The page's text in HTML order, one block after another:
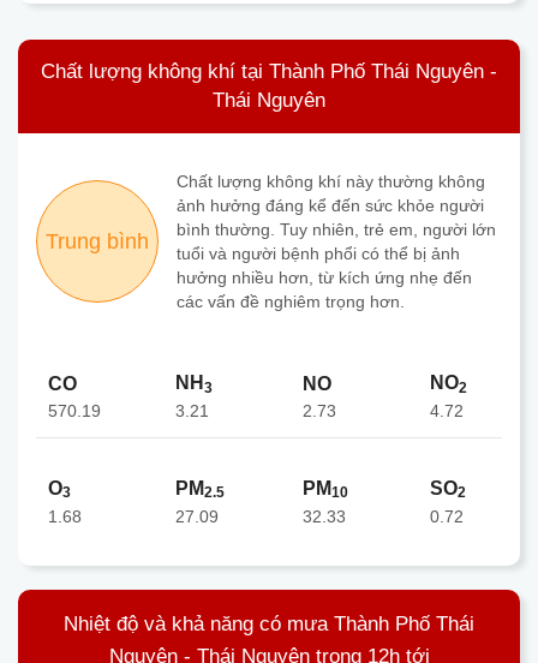
Chất lượng không khí tại Thành Phố Thái Nguyên -
Thái Nguyên
Trung bình
Chất lượng không khí này thường không
ảnh hưởng đáng kể đến sức khỏe người
bình thường. Tuy nhiên, trẻ em, người lớn
tuổi và người bệnh phổi có thể bị ảnh
hưởng nhiều hơn, từ kích ứng nhẹ đến
các vấn đề nghiêm trọng hơn.
CO
570.19
NH 3
3.21
NO
2.73
NO2
4.72
O3
1.68
PM2.5
27.09
PM10
32.33
SO2
0.72
Nhiệt độ và khả năng có mưa Thành Phố Thái
Nguyên - Thái Nguyên trong 12h tới